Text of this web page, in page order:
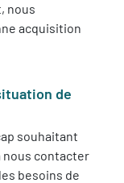
nous
acquisition
de
souhaitant
contacter
besoins de